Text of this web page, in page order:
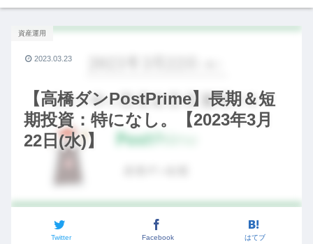
【高橋ダンPostPrime】長期＆短
期投資：特になし。【2023年3月
22日(水)】
資産運用
Twitter Facebook はてブ
2023.03.23